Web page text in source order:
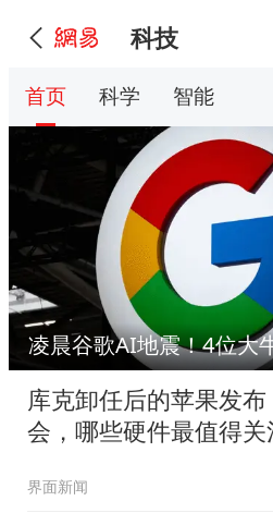
科技
首页 科学 智能
库克卸任后的苹果发布
会，哪些硬件最值得关
界面新闻